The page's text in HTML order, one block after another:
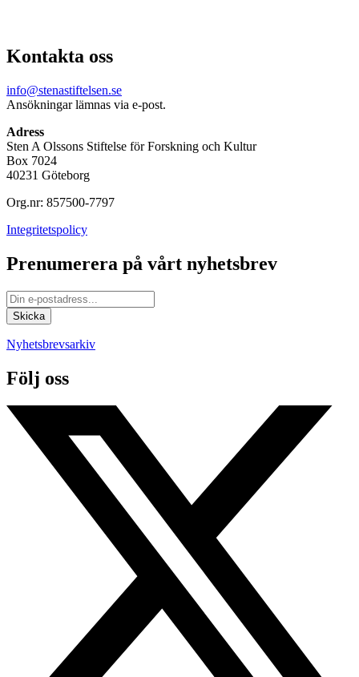
Kontakta oss
info@stenastiftelsen.se
Ansökningar lämnas via e-post.
Adress
Sten A Olssons Stiftelse för Forskning och Kultur
Box 7024
40231 Göteborg
Org.nr: 857500-7797
Integritetspolicy
Prenumerera på vårt nyhetsbrev
Nyhetsbrevsarkiv
Följ oss